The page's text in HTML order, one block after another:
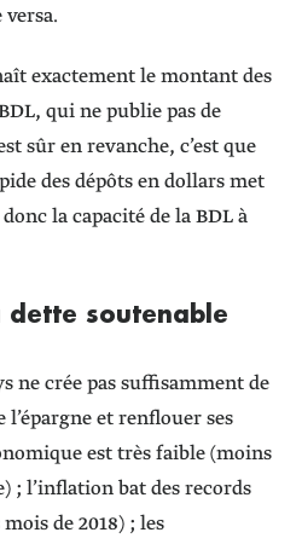
exactement le montant des
qui ne publie pas de
sûr en revanche, c’est que
des dépôts en dollars met
la capacité de la BDL à
soutenable
ne crée pas suffisamment de
et renflouer ses
est très faible (moins
; l’inflation bat des records
de 2018) ; les